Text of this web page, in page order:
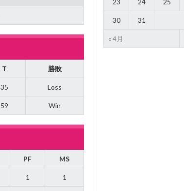
T 勝敗
35 Loss
59 Win
PF MS
1 1
« 4月
23 24 25
30 31